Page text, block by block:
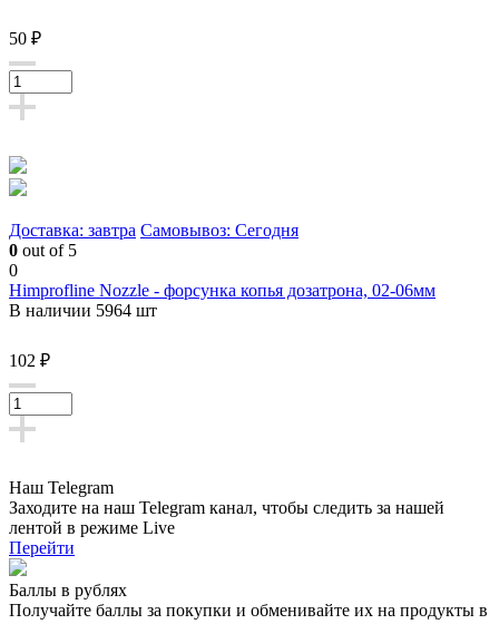
50 ₽
Доставка: завтра Самовывоз: Сегодня
0 out of 5
0
Himprofline Nozzle - форсунка копья дозатрона, 02-06мм
В наличии 5964 шт
102 ₽
Наш Telegram
Заходите на наш Telegram канал, чтобы следить за нашей
лентой в режиме Live
Перейти
Баллы в рублях
Получайте баллы за покупки и обменивайте их на продукты в